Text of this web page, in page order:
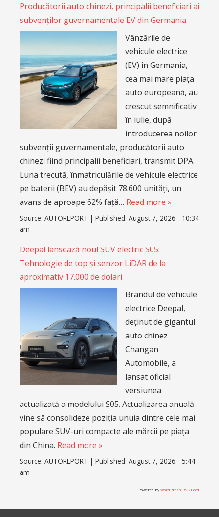
Producătorii auto chinezi, principalii beneficiari ai
subvenților guvernamentale EV din Germania
Vânzările de
vehicule electrice
(EV) în Germania,
cea mai mare piața
auto europeană, au
crescut semnificativ
în iulie, după
introducerea noilor
subvenții guvernamentale, producătorii auto
chinezi fiind principalii beneficiari, transmit DPA.
Luna trecută, înmatriculările de vehicule electrice
pe baterii (BEV) au depășit 78.600 unități, un
avans de aproape 62% față… Read more »
Source: AUTOREPORT | Published: August 7, 2026 - 10:34
am
Deepal lansează noul SUV electric S05:
Tehnologie de top și senzor LiDAR de la
aproximativ 17.000 de dolari
Brandul de vehicule
electrice Deepal,
deținut de gigantul
auto chinez
Changan
Automobile, a
lansat oficial
versiunea
actualizată a modelului S05. Actualizarea anuală
vine să consolideze poziția unuia dintre cele mai
populare SUV-uri compacte ale mărcii pe piața
din China. Read more »
Source: AUTOREPORT | Published: August 7, 2026 - 5:44
am
Powered byWordPress RSS Feed